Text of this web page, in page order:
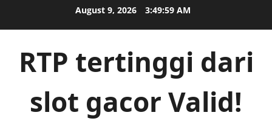
August 9, 2026 3:50:00 AM
RTP tertinggi dari
slot gacor Valid!